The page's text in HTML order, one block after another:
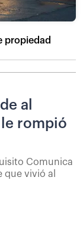
propiedad
al
rompió
Comunica
vivió al